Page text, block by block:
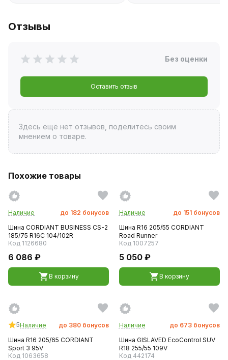
Отзывы
Без оценки
Оставить отзыв
Здесь ещё нет отзывов, поделитесь своим
мнением о товаре.
Похожие товары
Наличие до 182 бонусов
Шина CORDIANT BUSINESS CS-2
185/75 R16C 104/102R
Код 1126680
6 086 ₽
В корзину
Наличие до 151 бонусов
Шина R16 205/55 CORDIANT
Road Runner
Код 1007257
5 050 ₽
В корзину
5Наличие до 380 бонусов
Шина R16 205/65 CORDIANT
Sport 3 95V
Код 1063658
Наличие до 673 бонусов
Шина GISLAVED EcoControl SUV
R18 255/55 109V
Код 442174